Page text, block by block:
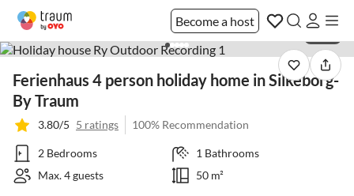
Become a host
Ferienhaus 4 person holiday home in Silkeborg-
By Traum
3.80/5 5 ratings 100% Recommendation
2 Bedrooms
1 Bathrooms
Max. 4 guests
50 m²